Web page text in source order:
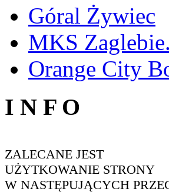
Góral Żywiec
MKS
Orange City
I N F O
ZALECANE JEST
UŻYTKOWANIE STRONY
W NASTĘPUJĄCYCH